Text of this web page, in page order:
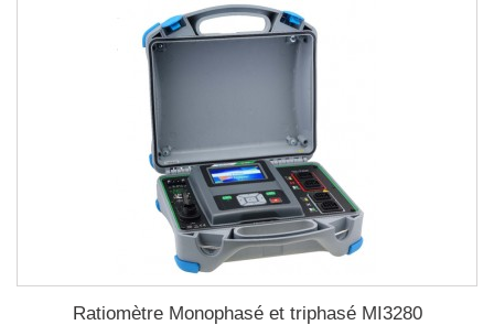
Ratiomètre Monophasé et triphasé MI3280